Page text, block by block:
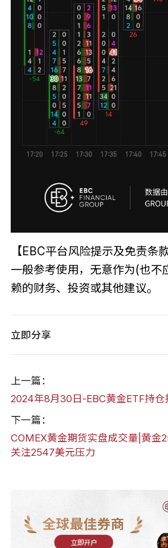
【EBC平台风险提示及免责条
一般参考使用，无意作为(也不
赖的财务、投资或其他建议。
立即分享
上一篇：
2024年8月30日-EBC黄金ETF持仓
下一篇：
COMEX黄金期货实盘成交量|黄金
关注2547美元压力
全球最佳券商
立即开户